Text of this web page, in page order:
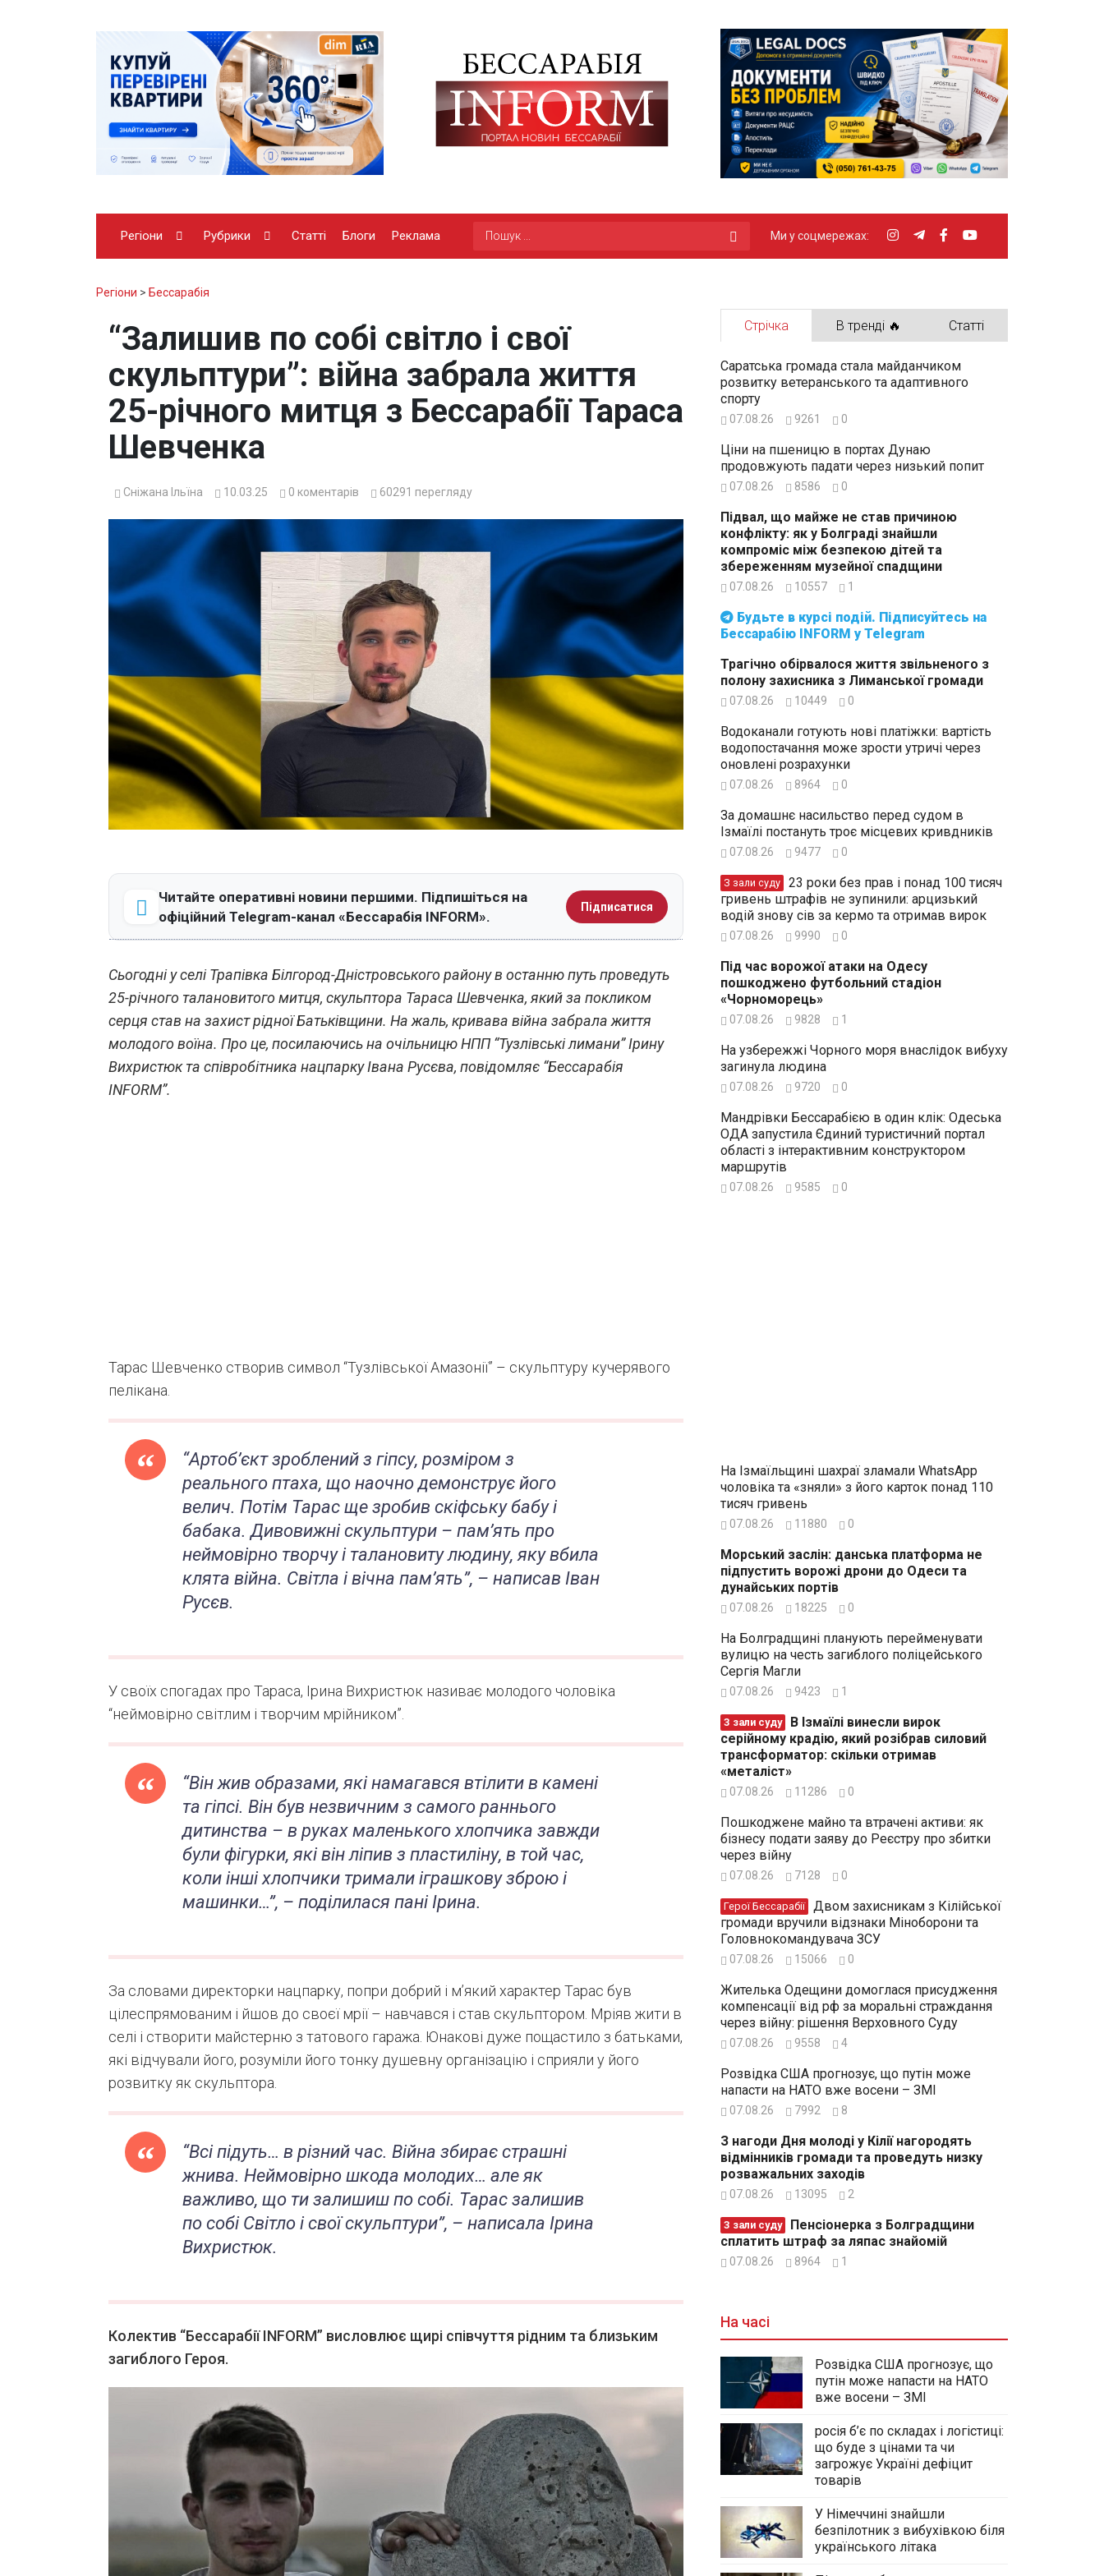
Регіони Рубрики Статті Блоги Реклама Ми у соцмережах:
Регіони > Бессарабія
“Залишив по собі світло і свої
скульптури”: війна забрала життя
25-річного митця з Бессарабії Тараса
Шевченка
Сніжана Ільїна 10.03.25 0 коментарів 60291 перегляду
Читайте оперативні новини першими. Підпишіться на
офіційний Telegram-канал «Бессарабія INFORM».
Підписатися
Сьогодні у селі Трапівка Білгород-Дністровського району в останню путь проведуть
25-річного талановитого митця, скульптора Тараса Шевченка, який за покликом
серця став на захист рідної Батьківщини. На жаль, кривава війна забрала життя
молодого воїна. Про це, посилаючись на очільницю НПП “Тузлівські лимани” Ірину
Вихристюк та співробітника нацпарку Івана Русєва, повідомляє “Бессарабія
INFORM”.
Тарас Шевченко створив символ “Тузлівської Амазонії” – скульптуру кучерявого
пелікана.
“Артоб’єкт зроблений з гіпсу, розміром з
реального птаха, що наочно демонструє його
велич. Потім Тарас ще зробив скіфську бабу і
бабака. Дивовижні скульптури – пам’ять про
неймовірно творчу і талановиту людину, яку вбила
клята війна. Світла і вічна пам’ять”, – написав Іван
Русєв.
У своїх спогадах про Тараса, Ірина Вихристюк називає молодого чоловіка
“неймовірно світлим і творчим мрійником”.
“Він жив образами, які намагався втілити в камені
та гіпсі. Він був незвичним з самого раннього
дитинства – в руках маленького хлопчика завжди
були фігурки, які він ліпив з пластиліну, в той час,
коли інші хлопчики тримали іграшкову зброю і
машинки…”, – поділилася пані Ірина.
За словами директорки нацпарку, попри добрий і м’який характер Тарас був
цілеспрямованим і йшов до своєї мрії – навчався і став скульптором. Мріяв жити в
селі і створити майстерню з татового гаража. Юнакові дуже пощастило з батьками,
які відчували його, розуміли його тонку душевну організацію і сприяли у його
розвитку як скульптора.
“Всі підуть… в різний час. Війна збирає страшні
жнива. Неймовірно шкода молодих… але як
важливо, що ти залишиш по собі. Тарас залишив
по собі Світло і свої скульптури”, – написала Ірина
Вихристюк.
Колектив “Бессарабії INFORM” висловлює щирі співчуття рідним та близьким
загиблого Героя.
Стрічка В тренді 🔥 Статті
Бессарабію INFORM у Telegram
Саратська громада стала майданчиком
розвитку ветеранського та адаптивного
спорту
07.08.26 9261 0
Ціни на пшеницю в портах Дунаю
продовжують падати через низький попит
07.08.26 8586 0
Підвал, що майже не став причиною
конфлікту: як у Болграді знайшли
компроміс між безпекою дітей та
збереженням музейної спадщини
07.08.26 10557 1
Трагічно обірвалося життя звільненого з
полону захисника з Лиманської громади
07.08.26 10449 0
Водоканали готують нові платіжки: вартість
водопостачання може зрости утричі через
оновлені розрахунки
07.08.26 8964 0
За домашнє насильство перед судом в
Ізмаїлі постануть троє місцевих кривдників
07.08.26 9477 0
З зали суду
гривень штрафів не зупинили: арцизький
водій знову сів за кермо та отримав вирок
07.08.26 9990 0
Під час ворожої атаки на Одесу
пошкоджено футбольний стадіон
«Чорноморець»
07.08.26 9828 1
На узбережжі Чорного моря внаслідок вибуху
загинула людина
07.08.26 9720 0
Мандрівки Бессарабією в один клік: Одеська
ОДА запустила Єдиний туристичний портал
області з інтерактивним конструктором
маршрутів
07.08.26 9585 0
На Ізмаїльщині шахраї зламали WhatsApp
чоловіка та «зняли» з його карток понад 110
тисяч гривень
07.08.26 11880 0
Морський заслін: данська платформа не
підпустить ворожі дрони до Одеси та
дунайських портів
07.08.26 18225 0
На Болградщині планують перейменувати
вулицю на честь загиблого поліцейського
Сергія Магли
07.08.26 9423 1
З зали суду
серійному крадію, який розібрав силовий
трансформатор: скільки отримав
«металіст»
07.08.26 11286 0
Пошкоджене майно та втрачені активи: як
бізнесу подати заяву до Реєстру про збитки
через війну
07.08.26 7128 0
Герої Бессарабії
громади вручили відзнаки Міноборони та
Головнокомандувача ЗСУ
07.08.26 15066 0
Жителька Одещини домоглася присудження
компенсації від рф за моральні страждання
через війну: рішення Верховного Суду
07.08.26 9558 4
Розвідка США прогнозує, що путін може
напасти на НАТО вже восени – ЗМІ
07.08.26 7992 8
З нагоди Дня молоді у Кілії нагородять
відмінників громади та проведуть низку
розважальних заходів
07.08.26 13095 2
З зали суду
сплатить штраф за ляпас знайомій
07.08.26 8964 1
На часі
Розвідка США прогнозує, що
путін може напасти на НАТО
вже восени – ЗМІ
росія б’є по складах і логістиці:
що буде з цінами та чи
загрожує Україні дефіцит
товарів
У Німеччині знайшли
безпілотник з вибухівкою біля
українського літака